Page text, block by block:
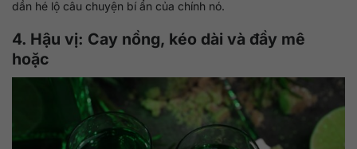
dần hé lộ câu chuyện bí ẩn của chính nó.
4. Hậu vị: Cay nồng, kéo dài và đầy mê
hoặc